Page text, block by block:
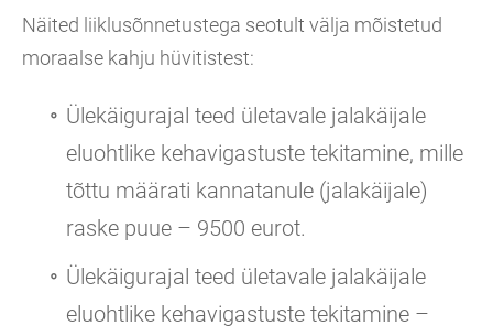
Näited liiklusõnnetustega seotult välja mõistetud
moraalse kahju hüvitistest:
Ülekäigurajal teed ületavale jalakäijale
eluohtlike kehavigastuste tekitamine, mille
tõttu määrati kannatanule (jalakäijale)
raske puue – 9500 eurot.
Ülekäigurajal teed ületavale jalakäijale
eluohtlike kehavigastuste tekitamine –